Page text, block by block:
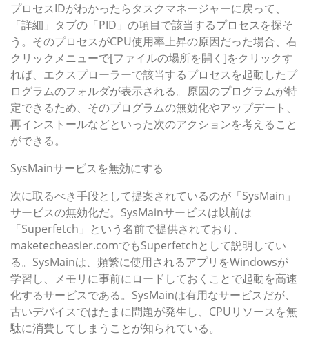
プロセスIDがわかったらタスクマネージャーに戻って、
「詳細」タブの「PID」の項目で該当するプロセスを探そ
う。そのプロセスがCPU使用率上昇の原因だった場合、右
クリックメニューで[ファイルの場所を開く]をクリックす
れば、エクスプローラーで該当するプロセスを起動したプ
ログラムのフォルダが表示される。原因のプログラムが特
定できるため、そのプログラムの無効化やアップデート、
再インストールなどといった次のアクションを考えること
ができる。
SysMainサービスを無効にする
次に取るべき手段として提案されているのが「SysMain」
サービスの無効化だ。SysMainサービスは以前は
「Superfetch」という名前で提供されており、
maketecheasier.comでもSuperfetchとして説明してい
る。SysMainは、頻繁に使用されるアプリをWindowsが
学習し、メモリに事前にロードしておくことで起動を高速
化するサービスである。SysMainは有用なサービスだが、
古いデバイスではたまに問題が発生し、CPUリソースを無
駄に消費してしまうことが知られている。